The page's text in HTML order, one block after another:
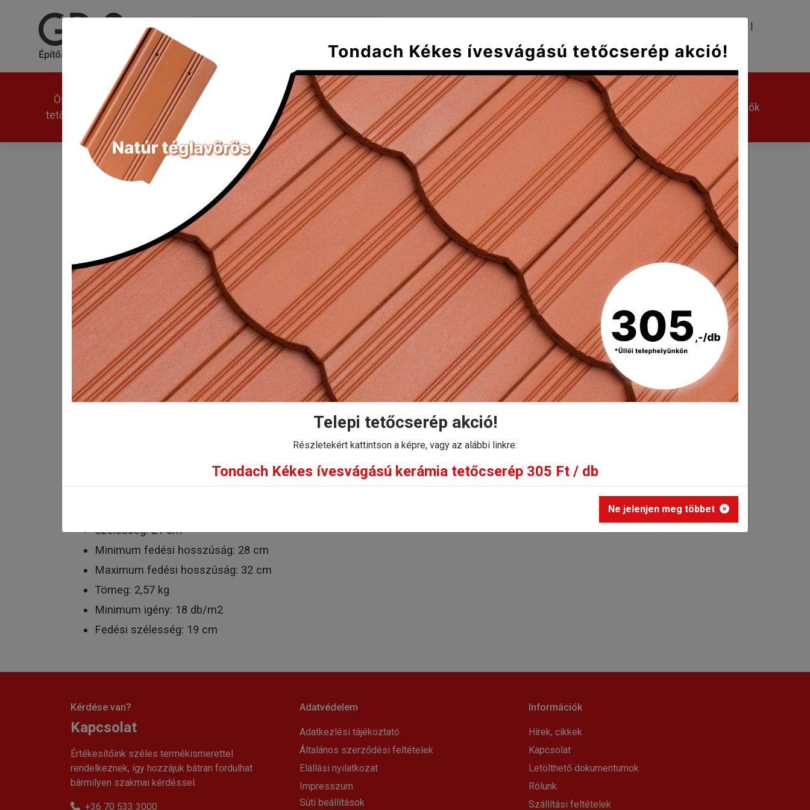
Összes
tetőcserép
Univerzális Klasszikus
Mediterran
Plus
Tradícionális Kerámia kiegészítők Egyéb kiegészítők
Tondach Pilis íves hornyolt kezdő gerinccserép 17 cm
Tondach Pilis íves hornyolt kezdő gerinccserép 17 cm
Klasszikus forma, letisztult vonalak, egyszerűség, és mindez rendkívül gazdaságosan. Többek között ezek a a
Tondach Pilis ívesvágású tetőcserép jellemzői. A műemléki épületek felújításakor gyakran felmerülő elvárás a Táska
fedéskép reprodukálása gazdaságosan, alacsony súlyterhelés mellett.
Bruttó eladási ár:
12 659Ft/db-tól Kosárba
Műszaki adatok:
Szélesség: 21 cm
Minimum fedési hosszúság: 28 cm
Maximum fedési hosszúság: 32 cm
Tömeg: 2,57 kg
Minimum igény: 18 db/m2
Fedési szélesség: 19 cm
Kérdése van?
Kapcsolat
Értékesítőink széles termékismerettel
rendelkeznek, így hozzájuk bátran fordulhat
bármilyen szakmai kérdéssel.
+36 70 533 3000
Adatvédelem
Adatkezlési tájékoztató
Általános szerződési feltételek
Elállási nyilatkozat
Impresszum
Süti beállítások
Információk
Hírek, cikkek
Kapcsolat
Letölthető dokumentumok
Rólunk
Szállítási feltételek
Telepi tetőcserép akció!
Részletekért kattintson a képre, vagy az alábbi linkre:
Tondach Kékes ívesvágású kerámia tetőcserép 305 Ft / db
Ne jelenjen meg többet